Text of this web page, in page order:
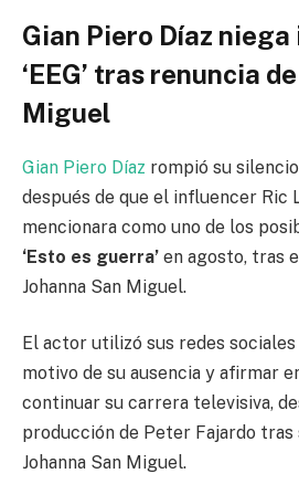
Gian Piero Díaz niega
‘EEG’ tras renuncia
Miguel
Gian Piero Díaz rompió su
después de que el influencer Ric
mencionara como uno de los
‘Esto es guerra’ en agosto, tras
Johanna San Miguel.
El actor utilizó sus redes
motivo de su ausencia y afirmar
continuar su carrera televisiva,
producción de Peter Fajardo tras
Johanna San Miguel.